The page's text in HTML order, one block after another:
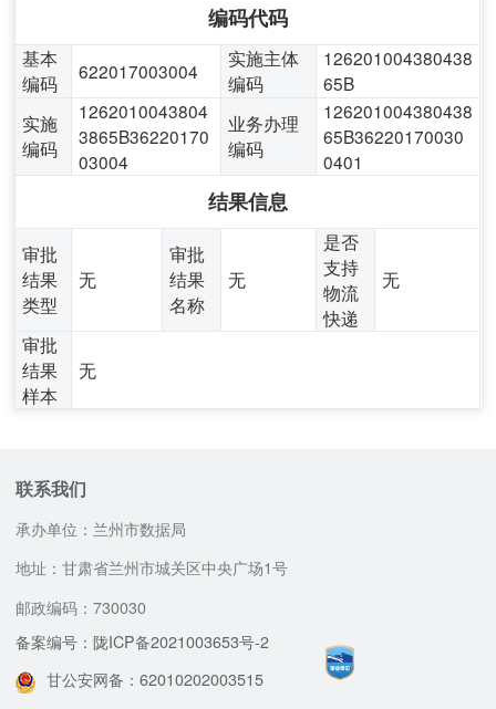
编码代码
基本
编码
622017003004
实施主体
编码
126201004380438
65B
实施
编码
1262010043804
3865B36220170
03004
业务办理
编码
126201004380438
65B36220170030
0401
结果信息
审批
结果
类型
无
审批
结果
名称
无
是否
支持
物流
快递
无
审批
结果
样本
无
联系我们
承办单位：兰州市数据局
地址：甘肃省兰州市城关区中央广场1号
邮政编码：730030
备案编号：陇ICP备2021003653号-2
甘公安网备：62010202003515